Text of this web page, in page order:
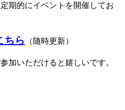
期的にイベントを開催してお
ちら （随時更新）
加いただけると嬉しいです。